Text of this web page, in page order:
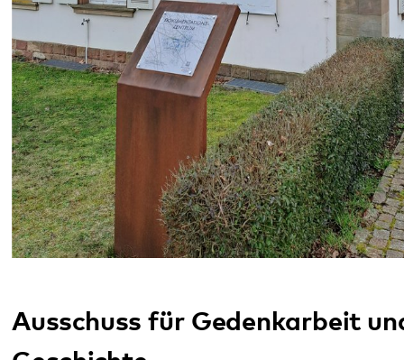
Geschichte
Die historische Verantwortung für die Verbrechen
des Nationalsozialismus an psychisch kranken und
behinderten Menschen ist Auftrag und Mahnung
für die Gegenwart und Zukunft. Das Pfalzklinikum
stellt sich dieser Verantwortung . Es betreibt
aktive Aufklärung über die historischen Ereignisse
und verdeutlicht die Bezüge zu Problemfeldern der
gegenwärtigen Versorgung im Bereich der
seelischen Gesundheit. Der Ausschuss für
Aufgabe wahrzunehmen. Er wirkt als Impulsgeber